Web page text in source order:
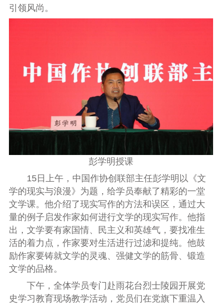
引领风尚。
彭学明授课
15日上午，中国作协创联部主任彭学明以《文
学的现实与浪漫》为题，给学员奉献了精彩的一堂
文学课。他介绍了现实写作的方法和误区，通过大
量的例子启发作家如何进行文学的现实写作。他指
出，文学要有家国情、民主义和英雄气，要找准生
活的着力点，作家要对生活进行过滤和提纯。他鼓
励作家要铸就文学的灵魂、强健文学的筋骨、锻造
文学的品格。
下午，全体学员专门赴雨花台烈士陵园开展党
史学习教育现场教学活动，党员们在党旗下重温入